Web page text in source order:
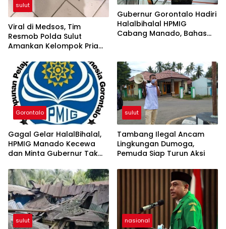
sulut
Viral di Medsos, Tim
Resmob Polda Sulut
Amankan Kelompok Pria
Jalan
Gubernur Gorontalo Hadiri
Halalbihalal HPMIG
Cabang Manado, Bahas
Gorontalo
Gagal Gelar HalalBihalal,
HPMIG Manado Kecewa
dan Minta Gubernur Tak
sulut
Tambang Ilegal Ancam
Lingkungan Dumoga,
Pemuda Siap Turun Aksi
sulut nasional